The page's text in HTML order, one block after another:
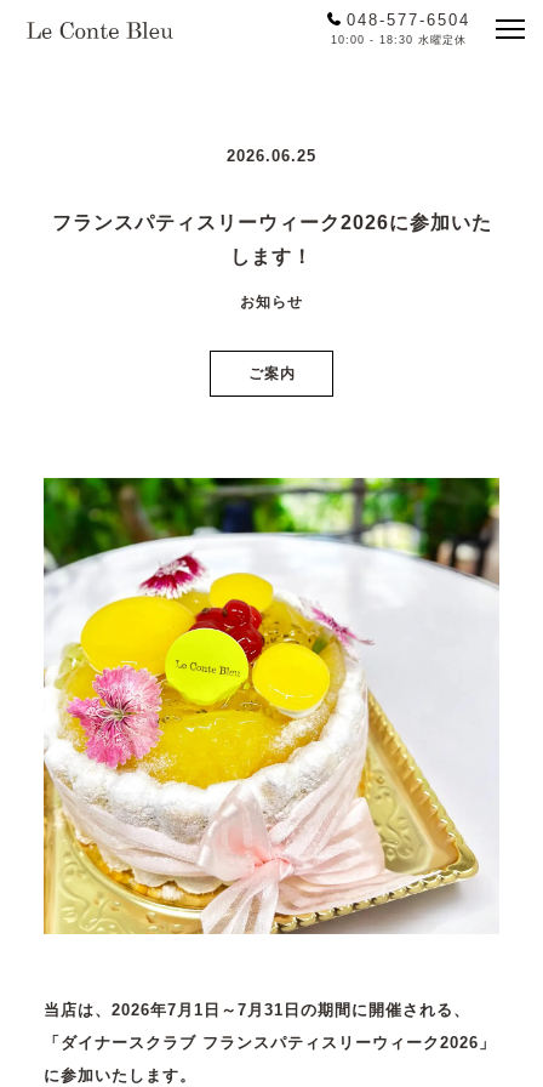
048-577-6504
10:00 - 18:30 水曜定休
2026.06.25
フランスパティスリーウィーク2026に参加いた
します！
お知らせ
ご案内
当店は、2026年7月1日～7月31日の期間に開催される、
「ダイナースクラブ フランスパティスリーウィーク2026」
に参加いたします。